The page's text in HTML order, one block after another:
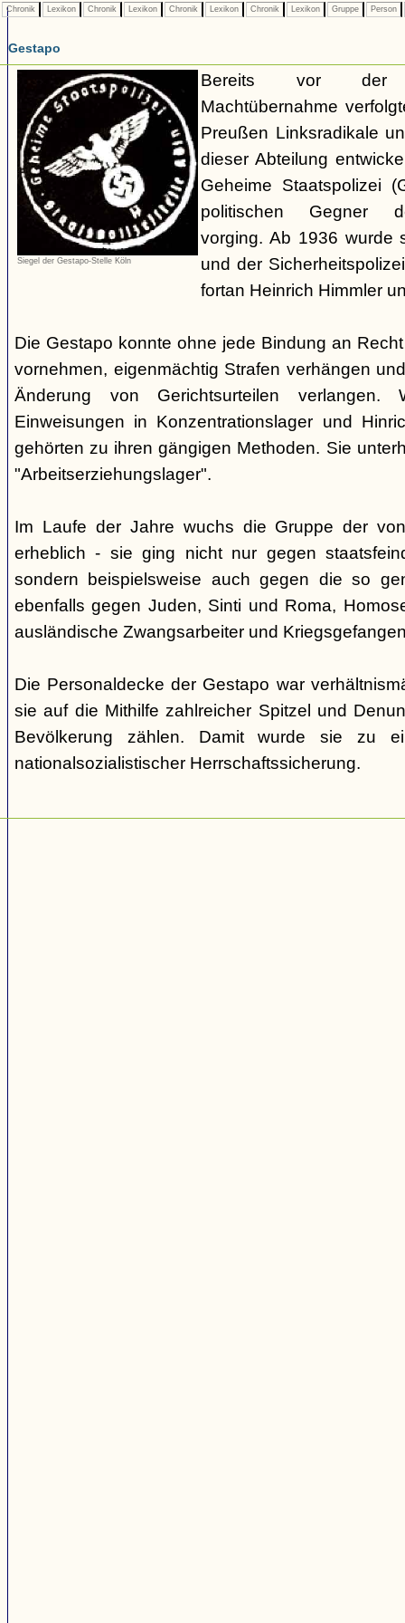
Chronik Lexikon Chronik Lexikon Chronik Lexikon Chronik Lexikon Gruppe Person
Gestapo
Siegel der Gestapo-Stelle Köln
Bereits vor der
Machtübernahme
Preußen Linksradikale
dieser Abteilung
Geheime Staatspolizei
politischen Gegner
vorging. Ab 1936 wurde
und der
fortan Heinrich Himmler
Die Gestapo konnte ohne jede Bindung an
vornehmen, eigenmächtig Strafen verhängen
Änderung von Gerichtsurteilen verlangen.
Einweisungen in Konzentrationslager und
gehörten zu ihren gängigen Methoden. Sie
"Arbeitserziehungslager".
Im Laufe der Jahre wuchs die Gruppe der
erheblich - sie ging nicht nur gegen
sondern beispielsweise auch gegen die so
ebenfalls gegen Juden, Sinti und Roma,
ausländische Zwangsarbeiter und
Die Personaldecke der Gestapo war
sie auf die Mithilfe zahlreicher Spitzel und
Bevölkerung zählen. Damit wurde sie zu
nationalsozialistischer Herrschaftssicherung.